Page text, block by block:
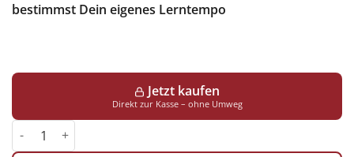
bestimmst Dein eigenes Lerntempo
Business Workshop erfolgreich selbstständig in der
Jetzt kaufen
Direkt zur Kasse – ohne Umweg